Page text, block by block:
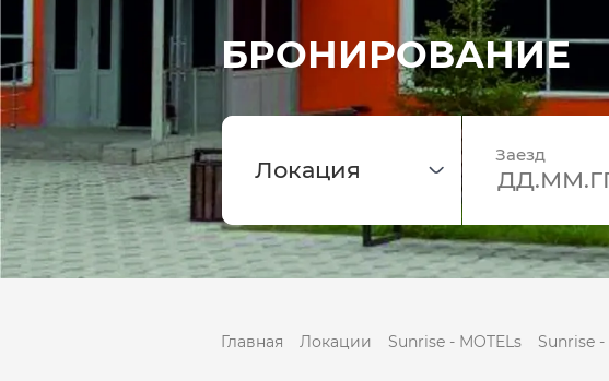
БРОНИРОВАНИЕ
Заезд
Главная Локации Sunrise - MOTELs Sunrise